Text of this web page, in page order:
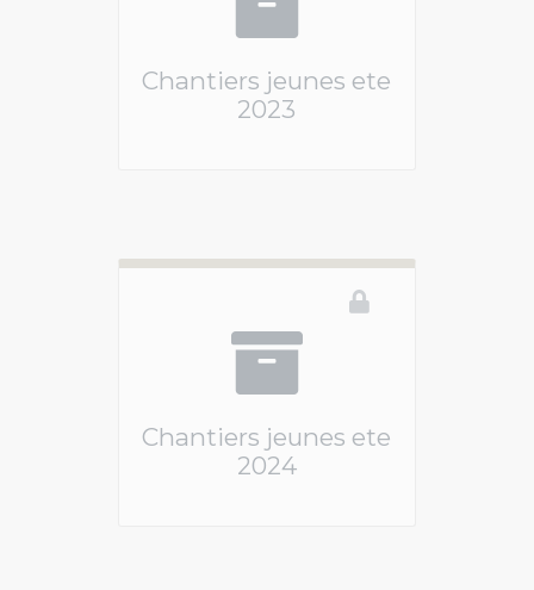
Chantiers jeunes ete
2023
Chantiers jeunes ete
2024